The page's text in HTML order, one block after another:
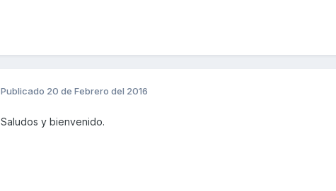
Publicado 20 de Febrero del 2016
Saludos y bienvenido.